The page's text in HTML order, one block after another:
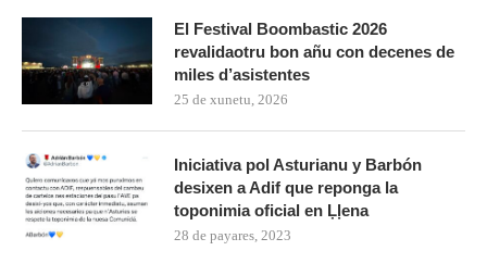
El Festival Boombastic 2026
revalidaotru bon añu con decenes de
miles d’asistentes
25 de xunetu, 2026
Iniciativa pol Asturianu y Barbón
desixen a Adif que reponga la
toponimia oficial en Ḷḷena
28 de payares, 2023